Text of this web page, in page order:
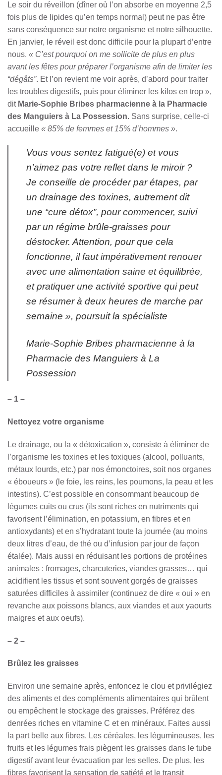
Le soir du réveillon (dîner où l’on absorbe en moyenne 2,5
fois plus de lipides qu’en temps normal) peut ne pas être
sans conséquence sur notre organisme et notre silhouette.
En janvier, le réveil est donc difficile pour la plupart d’entre
nous. « C’est pourquoi on me sollicite de plus en plus
avant les fêtes pour préparer l’organisme afin de limiter les
“dégâts”. Et l’on revient me voir après, d’abord pour traiter
les troubles digestifs, puis pour éliminer les kilos en trop »,
dit Marie-Sophie Bribes pharmacienne à la Pharmacie
des Manguiers à La Possession. Sans surprise, celle-ci
accueille « 85% de femmes et 15% d’hommes ».
Vous vous sentez fatigué(e) et vous
n’aimez pas votre reflet dans le miroir ?
Je conseille de procéder par étapes, par
un drainage des toxines, autrement dit
une “cure détox”, pour commencer, suivi
par un régime brûle-graisses pour
déstocker. Attention, pour que cela
fonctionne, il faut impérativement renouer
avec une alimentation saine et équilibrée,
et pratiquer une activité sportive qui peut
se résumer à deux heures de marche par
semaine », poursuit la spécialiste
Marie-Sophie Bribes pharmacienne à la
Pharmacie des Manguiers à La
Possession
– 1 –
Nettoyez votre organisme
Le drainage, ou la « détoxication », consiste à éliminer de
l’organisme les toxines et les toxiques (alcool, polluants,
métaux lourds, etc.) par nos émonctoires, soit nos organes
« éboueurs » (le foie, les reins, les poumons, la peau et les
intestins). C’est possible en consommant beaucoup de
légumes cuits ou crus (ils sont riches en nutriments qui
favorisent l’élimination, en potassium, en fibres et en
antioxydants) et en s’hydratant toute la journée (au moins
deux litres d’eau, de thé ou d’infusion par jour de façon
étalée). Mais aussi en réduisant les portions de protéines
animales : fromages, charcuteries, viandes grasses… qui
acidifient les tissus et sont souvent gorgés de graisses
saturées difficiles à assimiler (continuez de dire « oui » en
revanche aux poissons blancs, aux viandes et aux yaourts
maigres et aux oeufs).
– 2 –
Brûlez les graisses
Environ une semaine après, enfoncez le clou et privilégiez
des aliments et des compléments alimentaires qui brûlent
ou empêchent le stockage des graisses. Préférez des
denrées riches en vitamine C et en minéraux. Faites aussi
la part belle aux fibres. Les céréales, les légumineuses, les
fruits et les légumes frais piègent les graisses dans le tube
digestif avant leur évacuation par les selles. De plus, les
fibres favorisent la sensation de satiété et le transit